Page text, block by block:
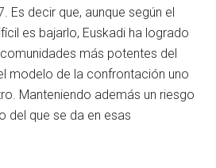
Es decir que, aunque según el
es bajarlo, Euskadi ha logrado
más potentes del
modelo de la confrontación uno
Manteniendo además un riesgo
del que se da en esas